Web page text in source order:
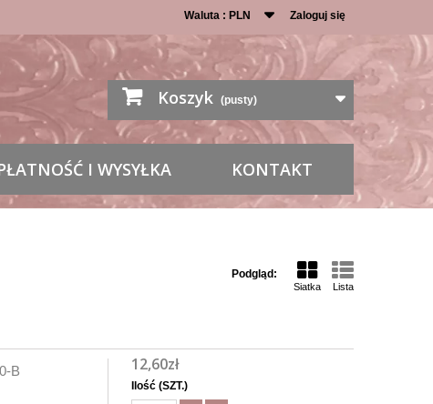
Zaloguj się
Waluta : PLN
Koszyk (pusty)
I WYSYŁKA KONTAKT
Podgląd:
Siatka Lista
B 12,60zł
Ilość (SZT.)